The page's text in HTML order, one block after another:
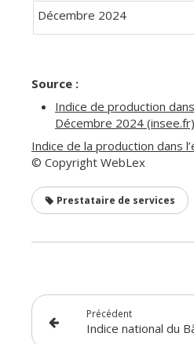
Décembre 2024
Source :
Indice de production
Décembre 2024 (insee.fr)
Indice de la production dans
© Copyright WebLex
Prestataire de services
Précédent